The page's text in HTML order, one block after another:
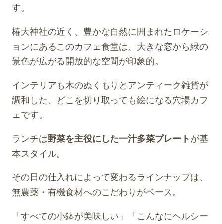
す。
椿大神社の近く、豊かな自然に囲まれたロケーシ
ョンにあるこのカフェ食堂は、大きな窓から緑の
景色が広がる開放的な空間が印象的。
インテリアも木のぬくもりとアンティーク雑貨が
調和した、どこを切り取っても絵になる穴場カフ
ェです。
ランチは野菜を主役にした一汁多菜プレートが基
本スタイル。
その日の仕入れによって変わるラインナップは、
無農薬・有機食材へのこだわりがベース。
「すべての小鉢が美味しい」「こんなにヘルシー